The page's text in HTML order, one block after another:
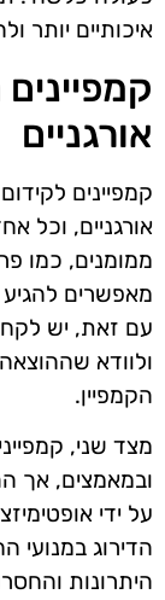
איכותיים יותר
אורגניים
קמפיינים
אורגניים, וכל
ממומנים, כמו
מאפשרים
עם זאת, יש
ולוודא
הקמפיין.
מצד שני,
ובמאמצים, אך
על ידי
הדירוג במנועי
היתרונות